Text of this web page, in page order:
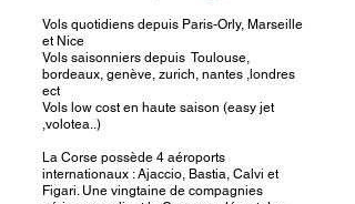
Vols quotidiens depuis Paris-Orly, Marseille
et Nice
Vols saisonniers depuis Toulouse,
bordeaux, genève, zurich, nantes ,londres
ect
Vols low cost en haute saison (easy jet
,volotea..)
La Corse possède 4 aéroports
internationaux : Ajaccio, Bastia, Calvi et
Figari. Une vingtaine de compagnies